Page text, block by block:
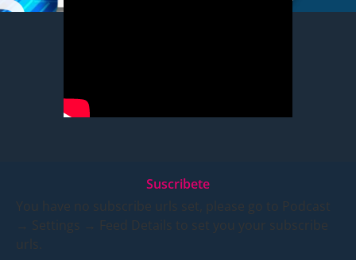
Suscribete
You have no subscribe urls set, please go to Podcast
→ Settings → Feed Details to set you your subscribe
urls.